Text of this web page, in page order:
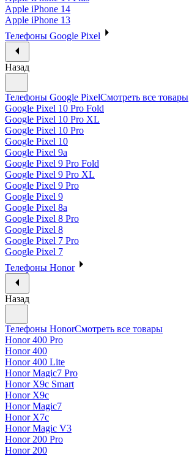
Apple iPhone 14
Apple iPhone 13
Телефоны Google Pixel
Назад
Телефоны Google PixelСмотреть все товары
Google Pixel 10 Pro Fold
Google Pixel 10 Pro XL
Google Pixel 10 Pro
Google Pixel 10
Google Pixel 9a
Google Pixel 9 Pro Fold
Google Pixel 9 Pro XL
Google Pixel 9 Pro
Google Pixel 9
Google Pixel 8a
Google Pixel 8 Pro
Google Pixel 8
Google Pixel 7 Pro
Google Pixel 7
Телефоны Honor
Назад
Телефоны HonorСмотреть все товары
Honor 400 Pro
Honor 400
Honor 400 Lite
Honor Magic7 Pro
Honor X9c Smart
Honor X9c
Honor Magic7
Honor X7c
Honor Magic V3
Honor 200 Pro
Honor 200